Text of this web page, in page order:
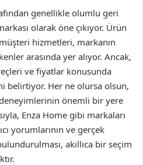
genellikle olumlu geri
olarak öne çıkıyor. Ürün
hizmetleri, markanın
arasında yer alıyor. Ancak,
ve fiyatlar konusunda
belirtiyor. Her ne olursa olsun,
deneyimlerinin önemli bir yere
Enza Home gibi markaları
yorumlarının ve gerçek
akıllıca bir seçim